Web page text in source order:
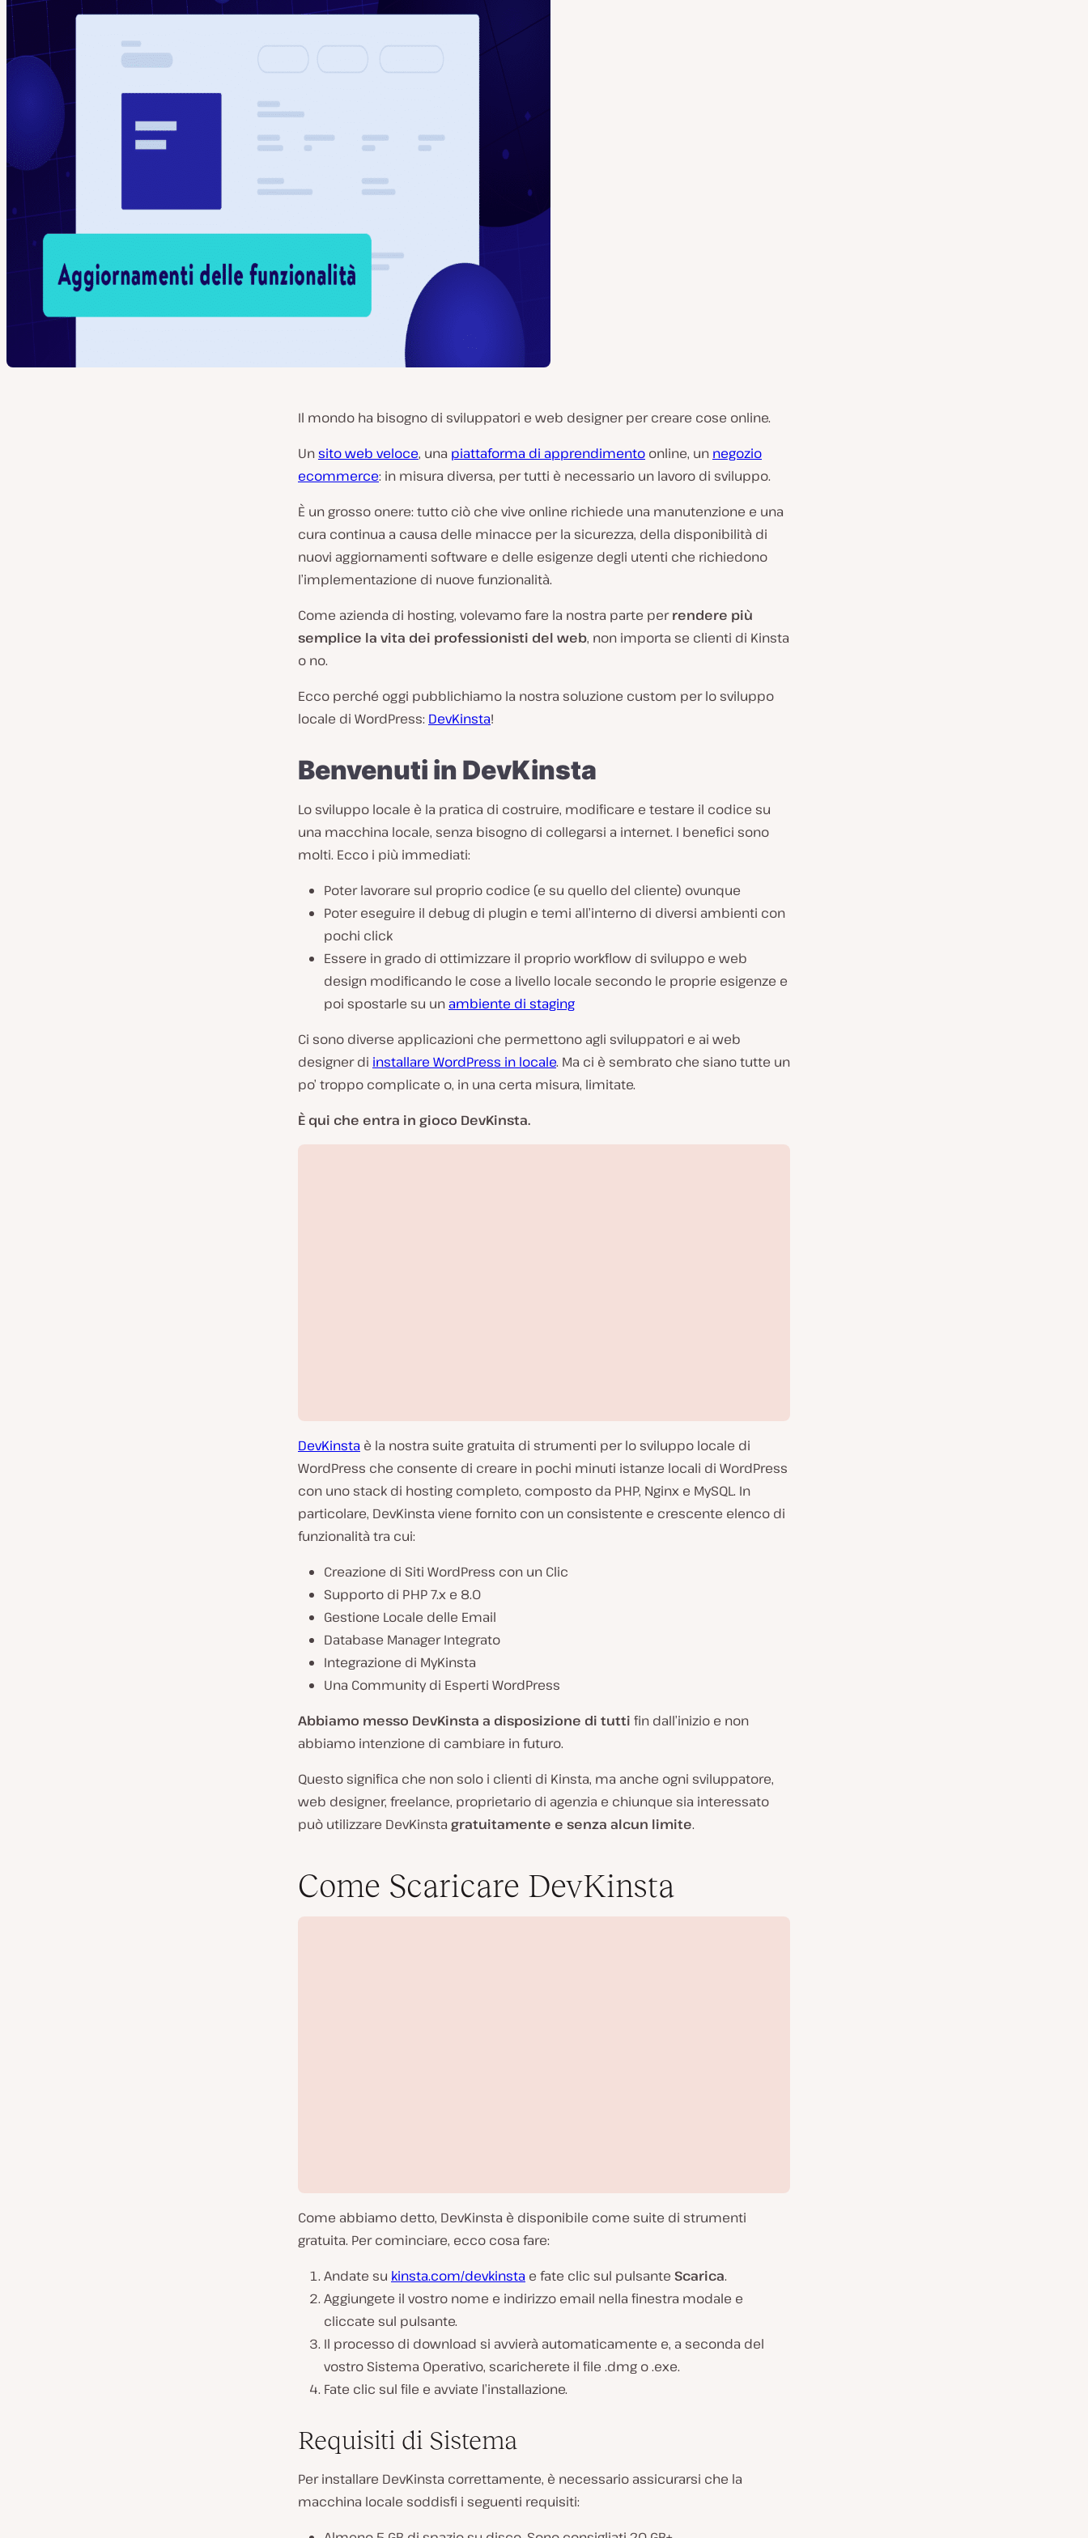
Il mondo ha bisogno di sviluppatori e web designer per creare cose online.
Unsito web veloce, una piattaforma di apprendimento online, un negozio
ecommerce: in misura diversa, per tutti è necessario un lavoro di sviluppo.
È un grosso onere: tutto ciò che vive online richiede una manutenzione e una
cura continua a causa delle minacce per la sicurezza, della disponibilità di
nuovi aggiornamenti software e delle esigenze degli utenti che richiedono
l’implementazione di nuove funzionalità.
Come azienda di hosting, volevamo fare la nostra parte perrendere più
semplice la vita dei professionisti del web, non importa se clienti di Kinsta
o no.
Ecco perché oggi pubblichiamo la nostra soluzione custom per lo sviluppo
locale di WordPress: DevKinsta!
Benvenuti in DevKinsta
Lo sviluppo locale è la pratica di costruire, modificare e testare il codice su
una macchina locale, senza bisogno di collegarsi a internet. I benefici sono
molti. Ecco i più immediati:
Poter lavorare sul proprio codice (e su quello del cliente) ovunque
Poter eseguire il debug di plugin e temi all’interno di diversi ambienti con
pochi click
Essere in grado di ottimizzare il proprio workflow di sviluppo e web
design modificando le cose a livello locale secondo le proprie esigenze e
poi spostarle su un ambiente di staging
Ci sono diverse applicazioni che permettono agli sviluppatori e ai web
designer di installare WordPress in locale. Ma ci è sembrato che siano tutte un
po’ troppo complicate o, in una certa misura, limitate.
È qui che entra in gioco DevKinsta.
i
i
d
e
DevKinsta è la nostra suite gratuita di strumenti per lo sviluppo locale di
WordPress che consente di creare in pochi minuti istanze locali di WordPress
con uno stack di hosting completo, composto da PHP, Nginx e MySQL. In
particolare, DevKinsta viene fornito con un consistente e crescente elenco di
funzionalità tra cui:
Creazione di Siti WordPress con un Clic
Supporto di PHP 7.x e 8.0
Gestione Locale delle Email
Database Manager Integrato
Integrazione di MyKinsta
Una Community di Esperti WordPress
Abbiamo messo DevKinsta a disposizione di tutti fin dall’inizio e non
abbiamo intenzione di cambiare in futuro.
Questo significa che non solo i clienti di Kinsta, ma anche ogni sviluppatore,
web designer, freelance, proprietario di agenzia e chiunque sia interessato
può utilizzare DevKinsta gratuitamente e senza alcun limite.
Come Scaricare DevKinsta
R
i
p
o
i
d
Come abbiamo detto, DevKinsta è disponibile come suite di strumenti
gratuita. Per cominciare, ecco cosa fare:
Andate su kinsta.com/devkinsta e fate clic sul pulsante Scarica.
Aggiungete il vostro nome e indirizzo email nella finestra modale e
cliccate sul pulsante.
Il processo di download si avvierà automaticamente e, a seconda del
vostro Sistema Operativo, scaricherete il file .dmg o.exe.
Fate clic sul file e avviate l’installazione.
Requisiti di Sistema
Per installare DevKinsta correttamente, è necessario assicurarsi che la
macchina locale soddisfi i seguenti requisiti: